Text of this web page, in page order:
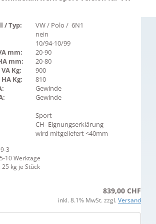
/ Typ:
VW / Polo / 6N1
nein
10/94-10/99
mm:
20-90
mm:
20-80
Kg:
900
Kg:
810
Gewinde
Gewinde
Sport
CH- Eignungserklärung
wird mitgeliefert <40mm
3
10 Werktage
25 kg je Stück
839,00 CHF
inkl. 8.1% MwSt. zzgl. Versand